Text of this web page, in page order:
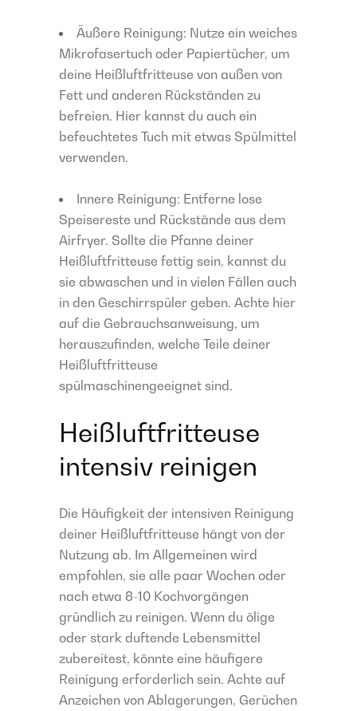
Äußere Reinigung: Nutze ein weiches
Mikrofasertuch oder Papiertücher, um
deine Heißluftfritteuse von außen von
Fett und anderen Rückständen zu
befreien. Hier kannst du auch ein
befeuchtetes Tuch mit etwas Spülmittel
verwenden.
Innere Reinigung: Entferne lose
Speisereste und Rückstände aus dem
Airfryer. Sollte die Pfanne deiner
Heißluftfritteuse fettig sein, kannst du
sie abwaschen und in vielen Fällen auch
in den Geschirrspüler geben. Achte hier
auf die Gebrauchsanweisung, um
herauszufinden, welche Teile deiner
Heißluftfritteuse
spülmaschinengeeignet sind.
Heißluftfritteuse
intensiv reinigen
Die Häufigkeit der intensiven Reinigung
deiner Heißluftfritteuse hängt von der
Nutzung ab. Im Allgemeinen wird
empfohlen, sie alle paar Wochen oder
nach etwa 8-10 Kochvorgängen
gründlich zu reinigen. Wenn du ölige
oder stark duftende Lebensmittel
zubereitest, könnte eine häufigere
Reinigung erforderlich sein. Achte auf
Anzeichen von Ablagerungen, Gerüchen